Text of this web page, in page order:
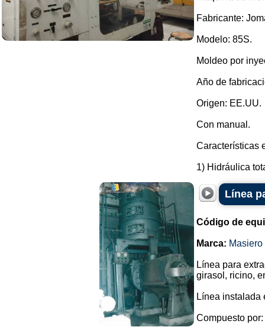
Fabricante:
Modelo: 85S.
Moldeo por
Año de
Origen: EE.UU.
Con manual.
Características
1) Hidráulica
Línea
Código de
Marca: Masiero
Línea para
girasol, ricino,
Línea instalada
Compuesto por: